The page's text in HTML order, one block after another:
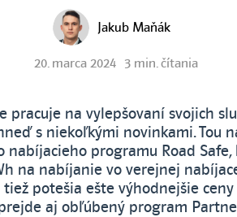
Jakub Maňák
20. marca 2024 3 min. čítania
pracuje na vylepšovaní svojich
s niekoľkými novinkami. Tou
nabíjacieho programu Road
na nabíjanie vo verejnej
potešia ešte výhodnejšie
aj obľúbený program